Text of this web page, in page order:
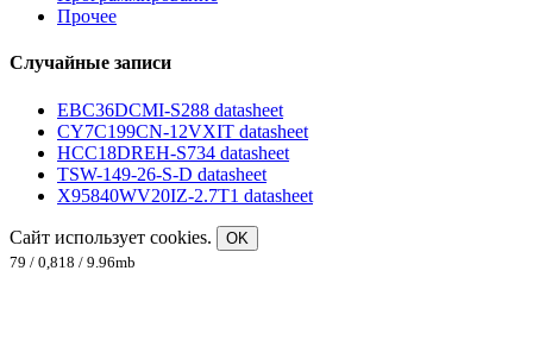
Прочее
Случайные записи
EBC36DCMI-S288 datasheet
CY7C199CN-12VXIT datasheet
HCC18DREH-S734 datasheet
TSW-149-26-S-D datasheet
X95840WV20IZ-2.7T1 datasheet
Сайт использует cookies.
OK
79 / 0,818 / 9.96mb